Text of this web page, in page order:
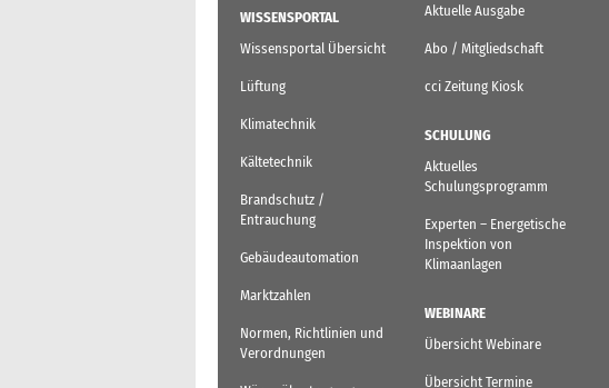
WISSENSPORTAL
Wissensportal Übersicht
Lüftung
Klimatechnik
Kältetechnik
Brandschutz /
Entrauchung
Gebäudeautomation
Marktzahlen
Normen, Richtlinien und
Verordnungen
Aktuelle Ausgabe
Abo / Mitgliedschaft
cci Zeitung Kiosk
SCHULUNG
Aktuelles
Schulungsprogramm
Experten – Energetische
Inspektion von
Klimaanlagen
WEBINARE
Übersicht Webinare
Übersicht Termine